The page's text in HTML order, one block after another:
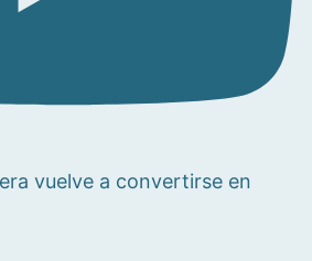
vuelve a convertirse en